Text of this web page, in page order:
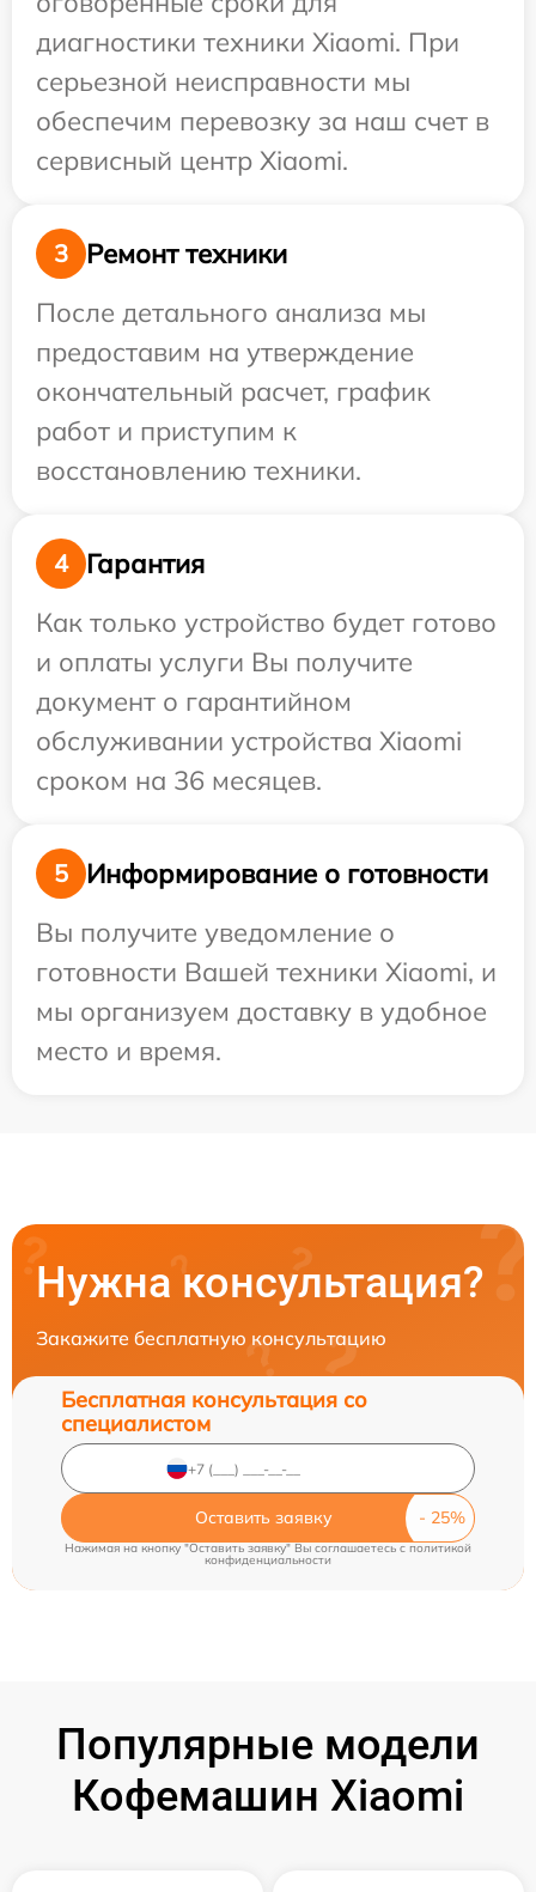
диагностики техники Xiaomi. При
серьезной неисправности мы
обеспечим перевозку за наш счет в
сервисный центр Xiaomi.
3
Ремонт техники
После детального анализа мы
предоставим на утверждение
окончательный расчет, график
работ и приступим к
восстановлению техники.
4
Гарантия
Как только устройство будет готово
и оплаты услуги Вы получите
документ о гарантийном
обслуживании устройства Xiaomi
сроком на 36 месяцев.
5
Информирование о готовности
Вы получите уведомление о
готовности Вашей техники Xiaomi, и
мы организуем доставку в удобное
место и время.
Нужна консультация?
Закажите бесплатную консультацию
Бесплатная консультация со
специалистом
Оставить заявку
Нажимая на кнопку "Оставить заявку" Вы соглашаетесь cполитикой
конфиденциальности
Популярные модели
Кофемашин Xiaomi